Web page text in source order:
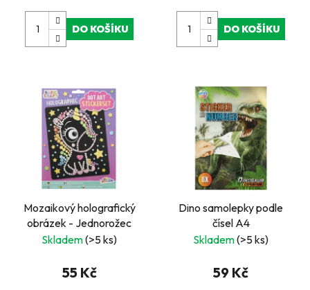
DO KOŠÍKU DO KOŠÍKU
Mozaikový holografický
obrázek - Jednorožec
Skladem(>5 ks)
55 Kč
Dino samolepky podle
čísel A4
Skladem(>5 ks)
59 Kč